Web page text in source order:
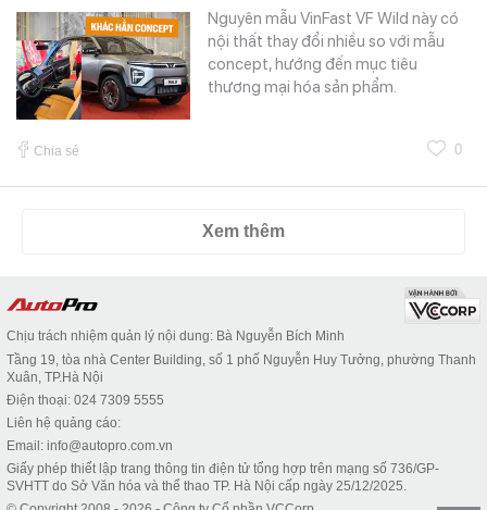
Nguyên mẫu VinFast VF Wild này có
nội thất thay đổi nhiều so với mẫu
concept, hướng đến mục tiêu
thương mại hóa sản phẩm.
Chia sẻ 0
Xem thêm
Chịu trách nhiệm quản lý nội dung: Bà Nguyễn Bích Minh
Tầng 19, tòa nhà Center Building, số 1 phố Nguyễn Huy Tưởng, phường Thanh
Xuân, TP.Hà Nội
Điện thoại: 024 7309 5555
Liên hệ quảng cáo:
Email: info@autopro.com.vn
Giấy phép thiết lập trang thông tin điện tử tổng hợp trên mạng số 736/GP-
SVHTT do Sở Văn hóa và thể thao TP. Hà Nội cấp ngày 25/12/2025.